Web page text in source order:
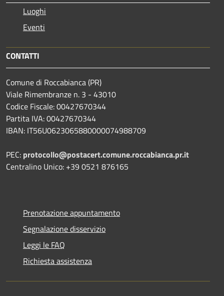
Luoghi
Eventi
CONTATTI
Comune di Roccabianca (PR)
Viale Rimembranze n. 3 - 43010
Codice Fiscale: 00427670344
Partita IVA: 00427670344
IBAN: IT56U0623065880000074988709
PEC: protocollo@postacert.comune.roccabianca.pr.it
Centralino Unico: +39 0521 876165
Prenotazione appuntamento
Segnalazione disservizio
Leggi le FAQ
Richiesta assistenza